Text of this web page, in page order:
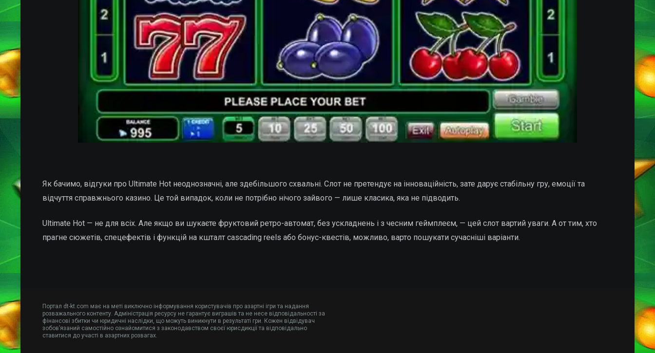
Як бачимо, відгуки про Ultimate Hot неоднозначні, але здебільшого схвальні. Слот не претендує на інноваційність, зате дарує стабільну гру, емоції та
відчуття справжнього казино. Це той випадок, коли не потрібно нічого зайвого — лише класика, яка не підводить.
Ultimate Hot — не для всіх. Але якщо ви шукаєте фруктовий ретро-автомат, без ускладнень і з чесним геймплеєм, — цей слот вартий уваги. А от тим, хто
прагне сюжетів, спецефектів і функцій на кшталт cascading reels або бонус-квестів, можливо, варто пошукати сучасніші варіанти.
Портал dt-kt.com має на меті виключно інформування користувачів про азартні ігри та надання
розважального контенту. Адміністрація ресурсу не гарантує виграшів та не несе відповідальності за
фінансові збитки чи юридичні наслідки, що можуть виникнути в результаті гри. Кожен відвідувач
зобов’язаний самостійно ознайомитися з законодавством своєї юрисдикції та відповідально
ставитися до участі в азартних розвагах.